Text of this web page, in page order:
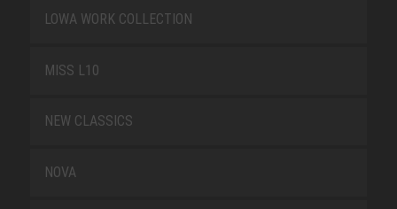
LOWA WORK COLLECTION
MISS L10
NEW CLASSICS
NOVA